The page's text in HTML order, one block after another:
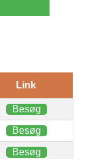
Link
Besøg
Besøg
Besøg